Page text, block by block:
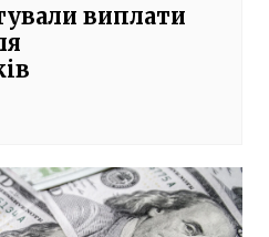
виплати